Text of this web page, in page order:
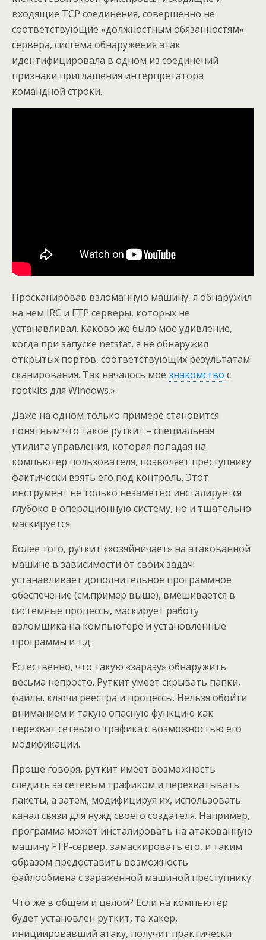
входящие TCP соединения, совершенно не
соответствующие «должностным обязанностям»
сервера, система обнаружения атак
идентифицировала в одном из соединений
признаки приглашения интерпретатора
командной строки.
Просканировав взломанную машину, я обнаружил
на нем IRC и FTP серверы, которых не
устанавливал. Каково же было мое удивление,
когда при запуске netstat, я не обнаружил
открытых портов, соответствующих результатам
сканирования. Так началось мое знакомство с
rootkits для Windows.».
Даже на одном только примере становится
понятным что такое руткит – специальная
утилита управления, которая попадая на
компьютер пользователя, позволяет преступнику
фактически взять его под контроль. Этот
инструмент не только незаметно инсталируется
глубоко в операционную систему, но и тщательно
маскируется.
Более того, руткит «хозяйничает» на атакованной
машине в зависимости от своих задач:
устанавливает дополнительное программное
обеспечение (см.пример выше), вмешивается в
системные процессы, маскирует работу
взломщика на компьютере и установленные
программы и т.д.
Естественно, что такую «заразу» обнаружить
весьма непросто. Руткит умеет скрывать папки,
файлы, ключи реестра и процессы. Нельзя обойти
вниманием и такую опасную функцию как
перехват сетевого трафика с возможностью его
модификации.
Проще говоря, руткит имеет возможность
следить за сетевым трафиком и перехватывать
пакеты, а затем, модифицируя их, использовать
канал связи для нужд своего создателя. Например,
программа может инсталировать на атакованную
машину FTP-сервер, замаскировать его, и таким
образом предоставить возможность
файлообмена с заражённой машиной преступнику.
Что же в общем и целом? Если на компьютер
будет установлен руткит, то хакер,
инициировавший атаку, получит практически